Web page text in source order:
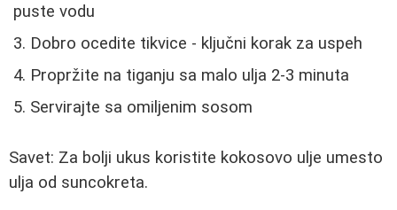
puste vodu
Dobro ocedite tikvice - ključni korak za uspeh
Propržite na tiganju sa malo ulja 2-3 minuta
Servirajte sa omiljenim sosom
Savet: Za bolji ukus koristite kokosovo ulje umesto
ulja od suncokreta.